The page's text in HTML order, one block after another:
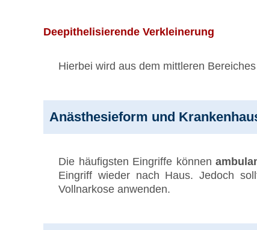
Deepithelisierende Verkleinerung
Hierbei wird aus dem mittleren
Anästhesieform und
Die häufigsten Eingriffe können
Eingriff wieder nach Haus. Jedoch
Vollnarkose anwenden.